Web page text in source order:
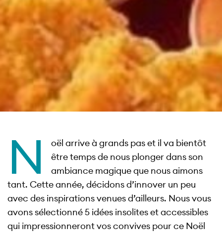
N
oël arrive à grands pas et il va bientôt
être temps de nous plonger dans son
ambiance magique que nous aimons
tant. Cette année, décidons d’innover un peu
avec des inspirations venues d’ailleurs. Nous vous
avons sélectionné 5 idées insolites et accessibles
qui impressionneront vos convives pour ce Noël